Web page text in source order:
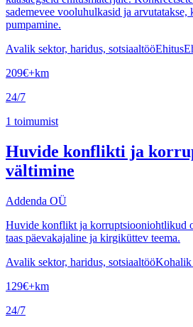
sademevee vooluhulkasid ja arvutatakse,
pumpamine.
Avalik sektor, haridus, sotsiaaltööEhitus
209€+km
24/7
1 toimumist
Huvide konflikti ja
vältimine
Addenda OÜ
Huvide konflikt ja korruptsiooniohtlikud
taas päevakajaline ja kirgiküttev teema.
Avalik sektor, haridus, sotsiaaltööKohalik
129€+km
24/7